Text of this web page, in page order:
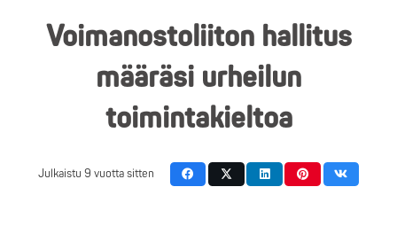
Voimanostoliiton hallitus
määräsi urheilun
toimintakieltoa
Julkaistu 9 vuotta sitten